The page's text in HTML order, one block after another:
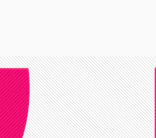
Información útil Empresa